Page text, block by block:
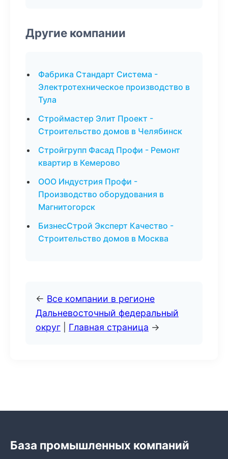
Другие компании
Фабрика Стандарт Система -
Электротехническое производство в
Тула
Строймастер Элит Проект -
Строительство домов в Челябинск
Стройгрупп Фасад Профи - Ремонт
квартир в Кемерово
ООО Индустрия Профи -
Производство оборудования в
Магнитогорск
БизнесСтрой Эксперт Качество -
Строительство домов в Москва
← Все компании в регионе
Дальневосточный федеральный
округ
Главная страница →
База промышленных компаний